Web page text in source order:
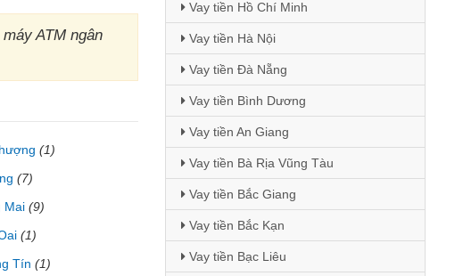
ATM ngân
(1)
(7)
Mai (9)
(1)
Tín (1)
Vay tiền Hồ Chí Minh
Vay tiền Hà Nội
Vay tiền Đà Nẵng
Vay tiền Bình Dương
Vay tiền An Giang
Vay tiền Bà Rịa Vũng Tàu
Vay tiền Bắc Giang
Vay tiền Bắc Kạn
Vay tiền Bạc Liêu